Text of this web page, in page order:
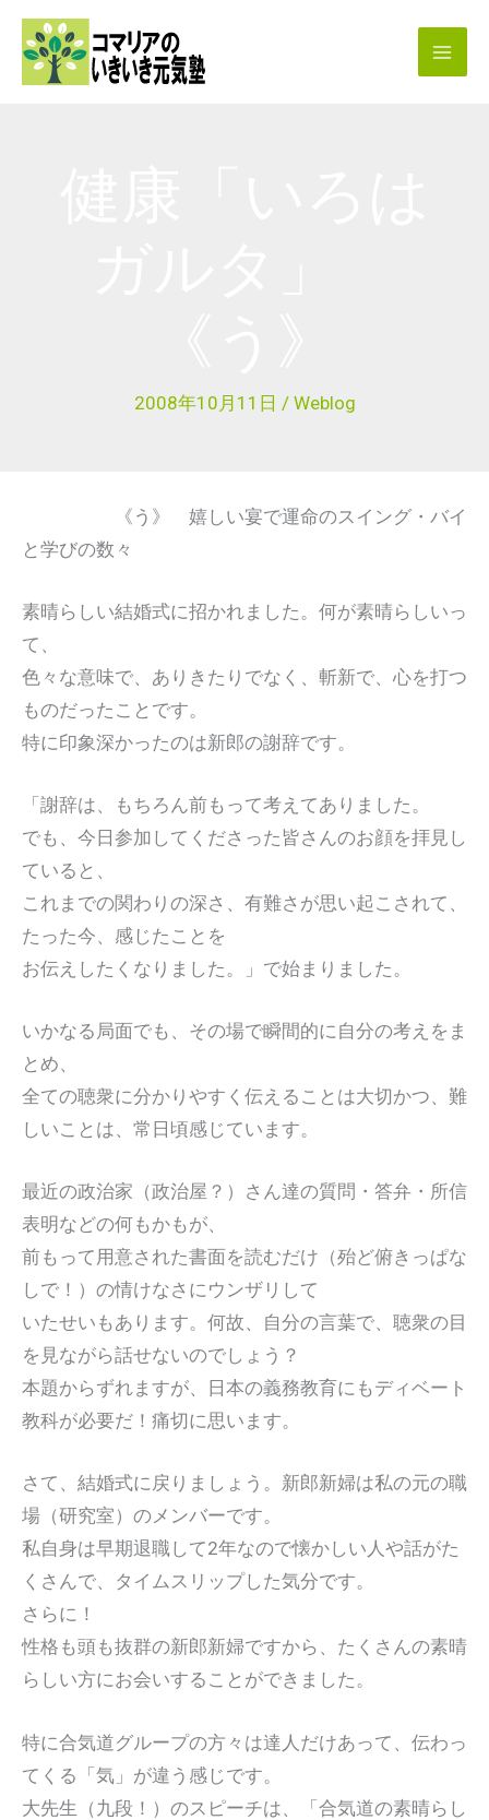
2008年10月11日 / Weblog
《う》 嬉しい宴で運命のスイング・バイ
と学びの数々
素晴らしい結婚式に招かれました。何が素晴らしいっ
て、
色々な意味で、ありきたりでなく、斬新で、心を打つ
ものだったことです。
特に印象深かったのは新郎の謝辞です。
「謝辞は、もちろん前もって考えてありました。
でも、今日参加してくださった皆さんのお顔を拝見し
ていると、
これまでの関わりの深さ、有難さが思い起こされて、
たった今、感じたことを
お伝えしたくなりました。」で始まりました。
いかなる局面でも、その場で瞬間的に自分の考えをま
とめ、
全ての聴衆に分かりやすく伝えることは大切かつ、難
しいことは、常日頃感じています。
最近の政治家（政治屋？）さん達の質問・答弁・所信
表明などの何もかもが、
前もって用意された書面を読むだけ（殆ど俯きっぱな
しで！）の情けなさにウンザリして
いたせいもあります。何故、自分の言葉で、聴衆の目
を見ながら話せないのでしょう？
本題からずれますが、日本の義務教育にもディベート
教科が必要だ！痛切に思います。
さて、結婚式に戻りましょう。新郎新婦は私の元の職
場（研究室）のメンバーです。
私自身は早期退職して2年なので懐かしい人や話がた
くさんで、タイムスリップした気分です。
さらに！
性格も頭も抜群の新郎新婦ですから、たくさんの素晴
らしい方にお会いすることができました。
特に合気道グループの方々は達人だけあって、伝わっ
てくる「気」が違う感じです。
大先生（九段！）のスピーチは、「合気道の素晴らし